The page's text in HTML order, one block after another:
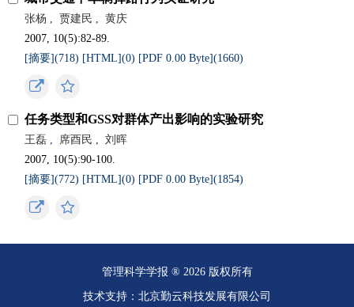
张杨 , 贾建民 ,
黄庆
2007, 10(5):82-89.
[摘要](718) [HTML](0) [PDF 0.00 Byte](1660)
任务类型和GSS对群体产出影响的实验研究
王磊 , 席酉民 ,
刘晖
2007, 10(5):90-100.
[摘要](772) [HTML](0) [PDF 0.00 Byte](1854)
管理科学学报 ® 2026 版权所有
技术支持：北京勤云科技发展有限公司